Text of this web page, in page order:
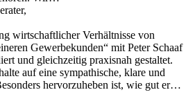
wirtschaftlicher Verhältnisse von
Gewerbekunden“ mit Peter Schaaf
und gleichzeitig praxisnah gestaltet.
auf eine sympathische, klare und
hervorzuheben ist, wie gut er…